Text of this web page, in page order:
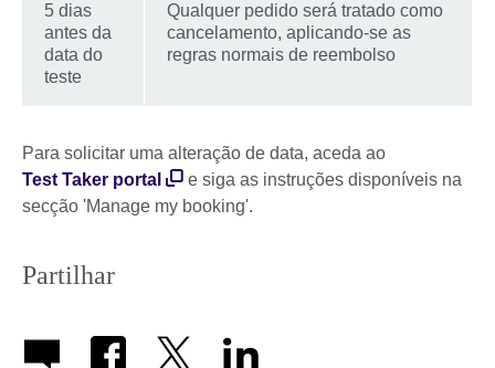
5 dias
antes da
data do
teste
Qualquer pedido será tratado como
cancelamento, aplicando-se as
regras normais de reembolso
Para solicitar uma alteração de data, aceda ao
Test Taker portal
e siga as instruções disponíveis na
secção 'Manage my booking'.
Partilhar